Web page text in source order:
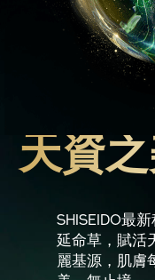
天資
SHISEIDO最
延命草，賦活
麗基源，肌膚